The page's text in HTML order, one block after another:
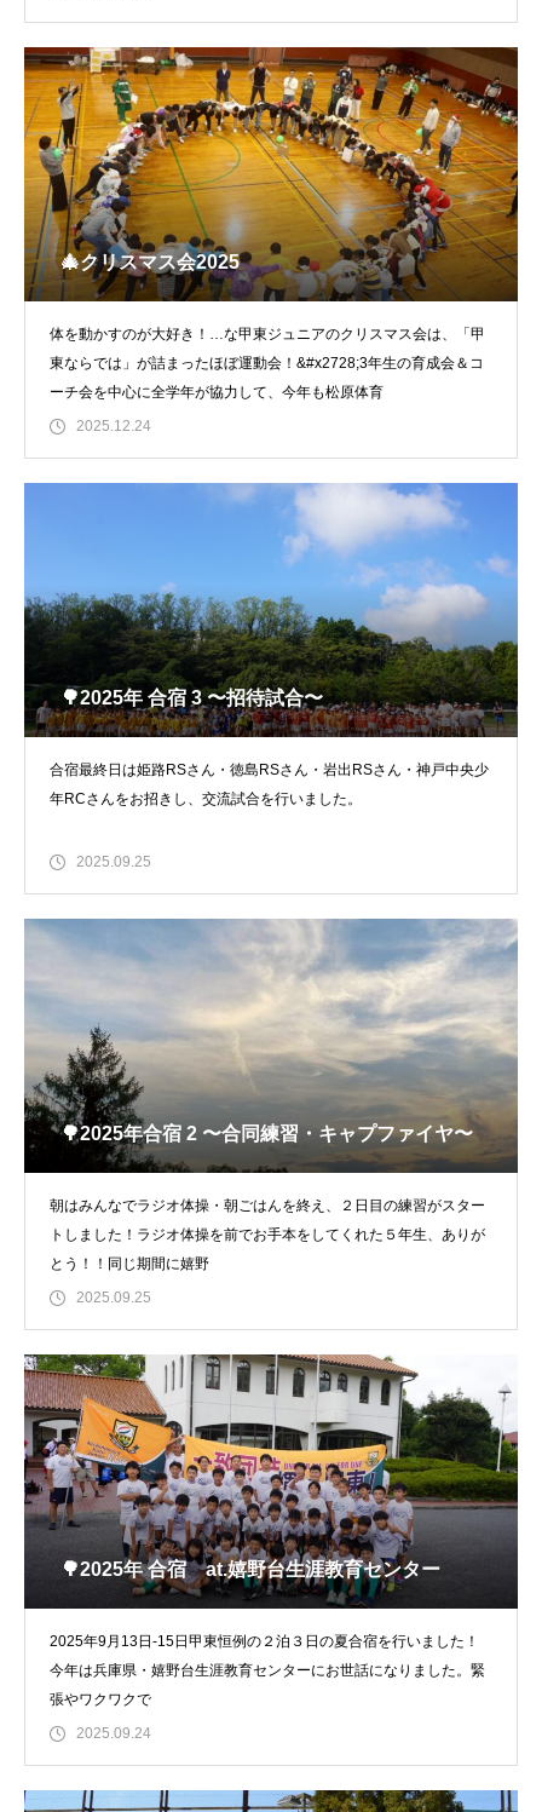
🎄クリスマス会2025
体を動かすのが大好き！…な甲東ジュニアのクリスマス会は、「甲
東ならでは」が詰まったほぼ運動会！&#x2728;3年生の育成会＆コ
ーチ会を中心に全学年が協力して、今年も松原体育
2025.12.24
🌳2025年 合宿 3 〜招待試合〜
合宿最終日は姫路RSさん・徳島RSさん・岩出RSさん・神戸中央少
年RCさんをお招きし、交流試合を行いました。
2025.09.25
🌳2025年合宿 2 〜合同練習・キャプファイヤ〜
朝はみんなでラジオ体操・朝ごはんを終え、２日目の練習がスター
トしました！ラジオ体操を前でお手本をしてくれた５年生、ありが
とう！！同じ期間に嬉野
2025.09.25
🌳2025年 合宿 at.嬉野台生涯教育センター
2025年9月13日-15日甲東恒例の２泊３日の夏合宿を行いました！
今年は兵庫県・嬉野台生涯教育センターにお世話になりました。緊
張やワクワクで
2025.09.24